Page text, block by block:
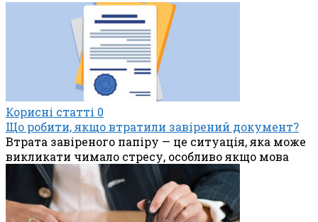
Корисні статті 0
Що робити, якщо втратили завірений документ?
Втрата завіреного папіру — це ситуація, яка може
викликати чимало стресу, особливо якщо мова